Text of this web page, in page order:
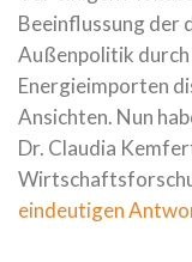
Beeinflussung der
Außenpolitik
Energieimporten
Ansichten. Nun
Dr. Claudia
eindeutigen